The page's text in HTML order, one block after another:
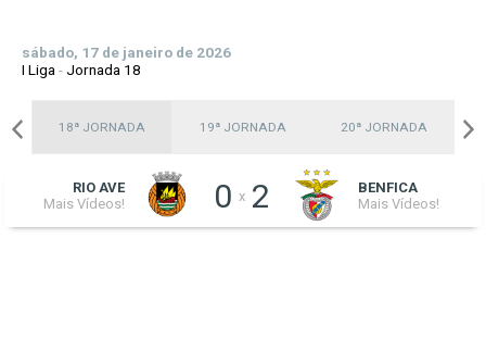
sábado, 17 de janeiro de 2026
I Liga -Jornada 18
18ª JORNADA 19ª JORNADA 20ª JORNADA
RIO AVE
Mais Vídeos!
0 x 2
BENFICA
Mais Vídeos!